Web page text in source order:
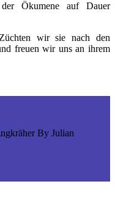
der Ökumene auf Dauer
wir sie nach den
freuen wir uns an ihrem
By Julian